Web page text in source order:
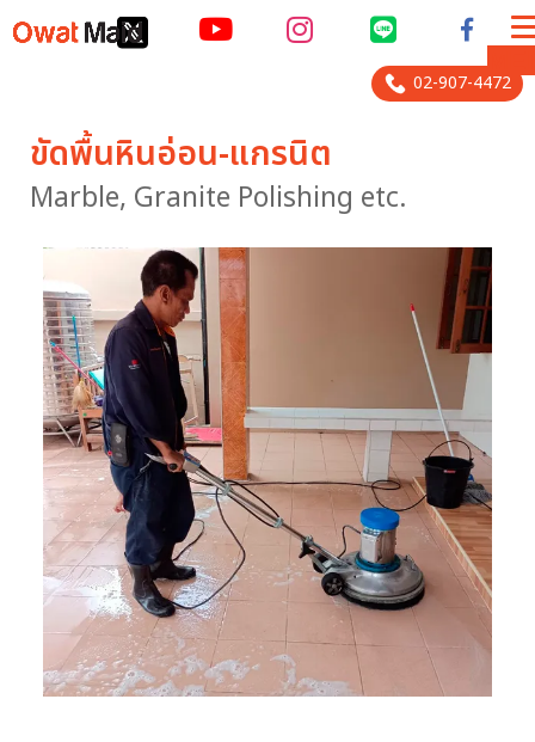
ขัดพื้นหินอ่อน-แกรนิต
Marble, Granite Polishing etc.
02-907-4472